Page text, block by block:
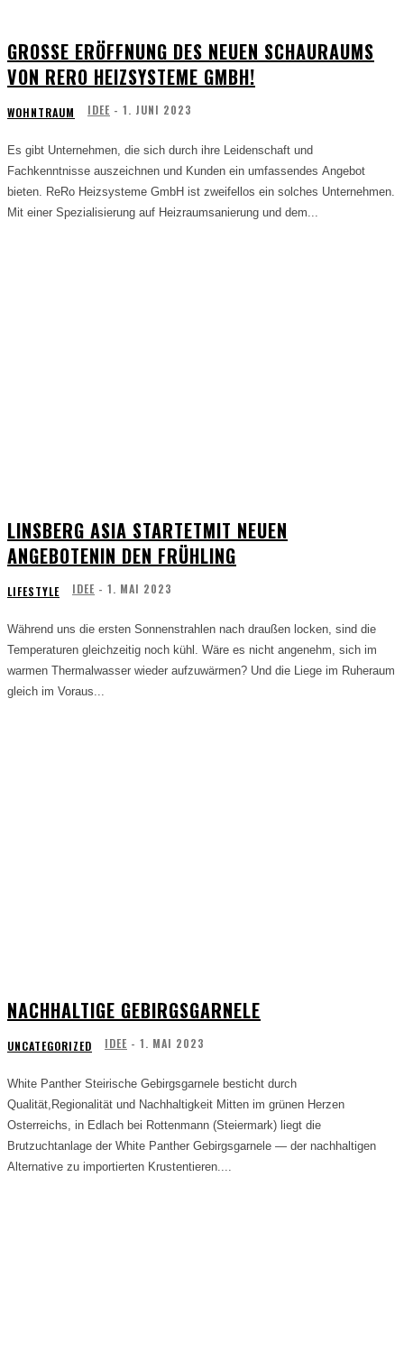
GROSSE ERÖFFNUNG DES NEUEN SCHAURAUMS V
ON RERO HEIZSYSTEME GMBH!
WOHNTRAUM IDEE - 1. JUNI 2023
Es gibt Unternehmen, die sich durch ihre Leidenschaft und
Fachkenntnisse auszeichnen und Kunden ein umfassendes Angebot
bieten. ReRo Heizsysteme GmbH ist zweifellos ein solches Unternehmen.
Mit einer Spezialisierung auf Heizraumsanierung und dem...
LINSBERG ASIA STARTETMIT NEUEN
ANGEBOTENIN DEN FRÜHLING
LIFESTYLE IDEE - 1. MAI 2023
Während uns die ersten Sonnenstrahlen nach draußen locken, sind die
Temperaturen gleichzeitig noch kühl. Wäre es nicht angenehm, sich im
warmen Thermalwasser wieder aufzuwärmen? Und die Liege im Ruheraum
gleich im Voraus...
NACHHALTIGE GEBIRGSGARNELE
UNCATEGORIZED IDEE - 1. MAI 2023
White Panther Steirische Gebirgsgarnele besticht durch
Qualität,Regionalität und Nachhaltigkeit Mitten im grünen Herzen
Osterreichs, in Edlach bei Rottenmann (Steiermark) liegt die
Brutzuchtanlage der White Panther Gebirgsgarnele — der nachhaltigen
Alternative zu importierten Krustentieren....